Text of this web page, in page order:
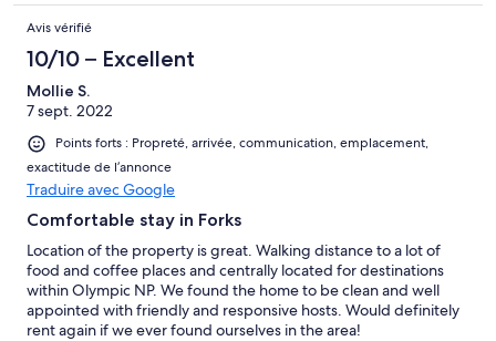
don't expect the places I stay in to be art museums, but a little
more decoration, paintings, etc., would have been nice (but
please nothing vampire-related for the bedroom -- understand
that is what the TV show Twilight was all about). Some reviewers
made comments about the location. We liked Forks. People we
met were friendly, enjoyed good food at Fast Burrito, and, of
course, check out the nice timber museum.
Avis vérifié
10/10 – Excellent
Mollie S.
7 sept. 2022
Points forts : Propreté, arrivée, communication, emplacement,
exactitude de l’annonce
Traduire avec Google
Comfortable stay in Forks
Location of the property is great. Walking distance to a lot of
food and coffee places and centrally located for destinations
within Olympic NP. We found the home to be clean and well
appointed with friendly and responsive hosts. Would definitely
rent again if we ever found ourselves in the area!